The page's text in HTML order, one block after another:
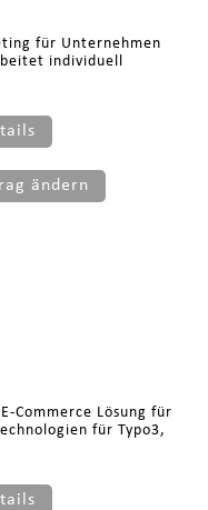
für Unternehmen
individuell
ändern
Commerce Lösung für
für Typo3,